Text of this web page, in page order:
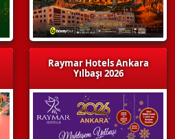
Raymar Hotels Ankara
Yılbaşı 2026